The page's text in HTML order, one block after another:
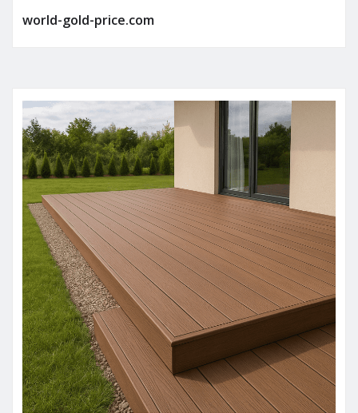
world-gold-price.com